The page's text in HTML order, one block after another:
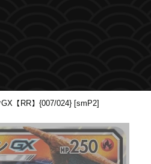
【RR】{007/024} [smP2]